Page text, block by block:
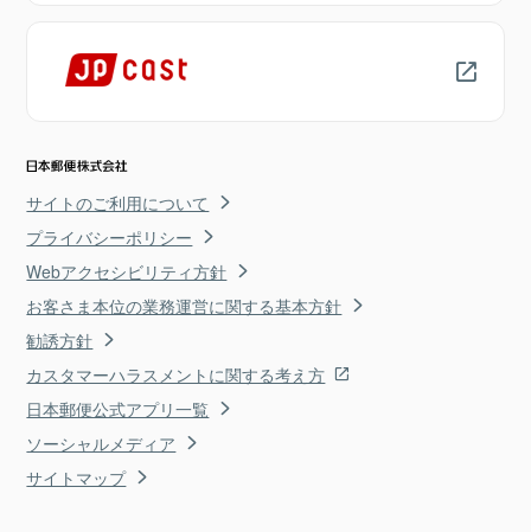
サイトのご利用について
プライバシーポリシー
Webアクセシビリティ方針
お客さま本位の業務運営に関する基本方針
勧誘方針
カスタマーハラスメントに関する考え方
日本郵便公式アプリ一覧
ソーシャルメディア
サイトマップ